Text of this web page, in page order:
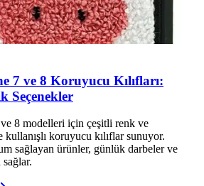
7 ve 8 Koruyucu Kılıfları:
Seçenekler
8 modelleri için çeşitli renk ve
kullanışlı koruyucu kılıflar sunuyor.
sağlayan ürünler, günlük darbeler ve